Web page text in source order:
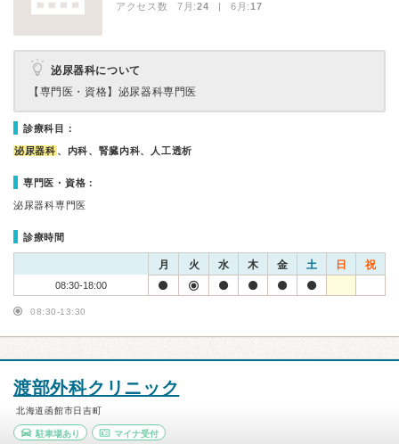
アクセス数 7月:24 | 6月:17
泌尿器科について
【専門医・資格】 泌尿器科専門医
診療科目：
泌尿器科 、内科、腎臓内科、人工透析
専門医・資格：
泌尿器科専門医
診療時間
月 火 水 木 金 土 日 祝
08:30-18:00
08:30-13:30
渡部外科クリニック
北海道函館市日吉町
駐車場あり マイナ受付